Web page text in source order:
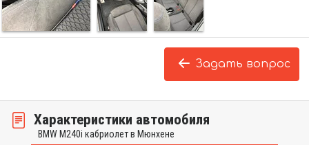
Задать вопрос
Характеристики автомобиля
BMW M240i кабриолет в Мюнхене